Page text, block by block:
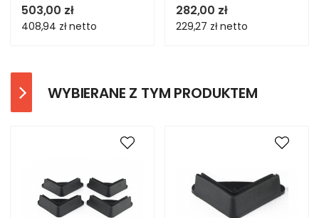
503,00 zł
408,94 złnetto
282,00 zł
229,27 złnetto
WYBIERANE Z TYM PRODUKTEM